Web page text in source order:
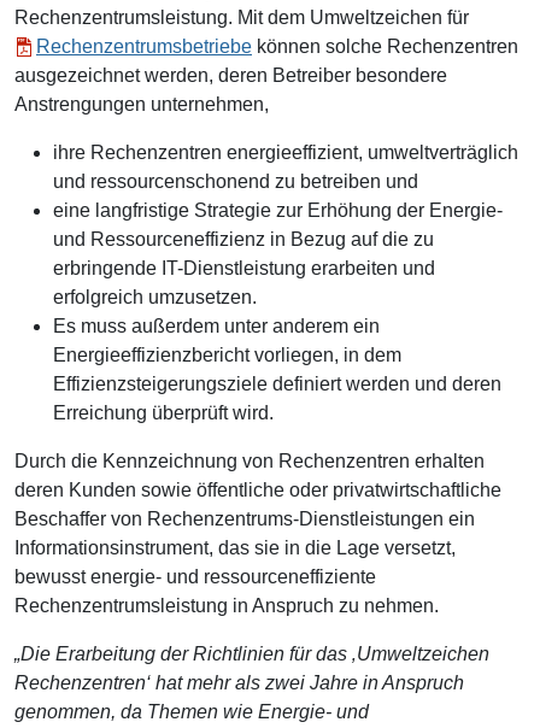
Rechenzentrumsleistung. Mit dem Umweltzeichen für
Rechenzentrumsbetriebe können solche Rechenzentren
ausgezeichnet werden, deren Betreiber besondere
Anstrengungen unternehmen,
ihre Rechenzentren energieeffizient, umweltverträglich
und ressourcenschonend zu betreiben und
eine langfristige Strategie zur Erhöhung der Energie-
und Ressourceneffizienz in Bezug auf die zu
erbringende IT-Dienstleistung erarbeiten und
erfolgreich umzusetzen.
Es muss außerdem unter anderem ein
Energieeffizienzbericht vorliegen, in dem
Effizienzsteigerungsziele definiert werden und deren
Erreichung überprüft wird.
Durch die Kennzeichnung von Rechenzentren erhalten
deren Kunden sowie öffentliche oder privatwirtschaftliche
Beschaffer von Rechenzentrums-Dienstleistungen ein
Informationsinstrument, das sie in die Lage versetzt,
bewusst energie- und ressourceneffiziente
Rechenzentrumsleistung in Anspruch zu nehmen.
„Die Erarbeitung der Richtlinien für das ‚Umweltzeichen
Rechenzentren‘ hat mehr als zwei Jahre in Anspruch
genommen, da Themen wie Energie- und